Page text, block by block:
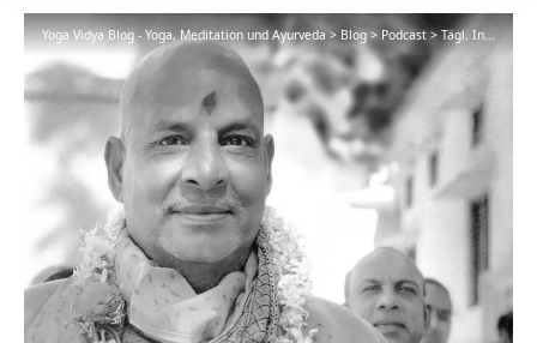
Yoga Vidya Blog - Yoga, Meditation und Ayurveda > Blog > Podcast>Tägl. Inspiration